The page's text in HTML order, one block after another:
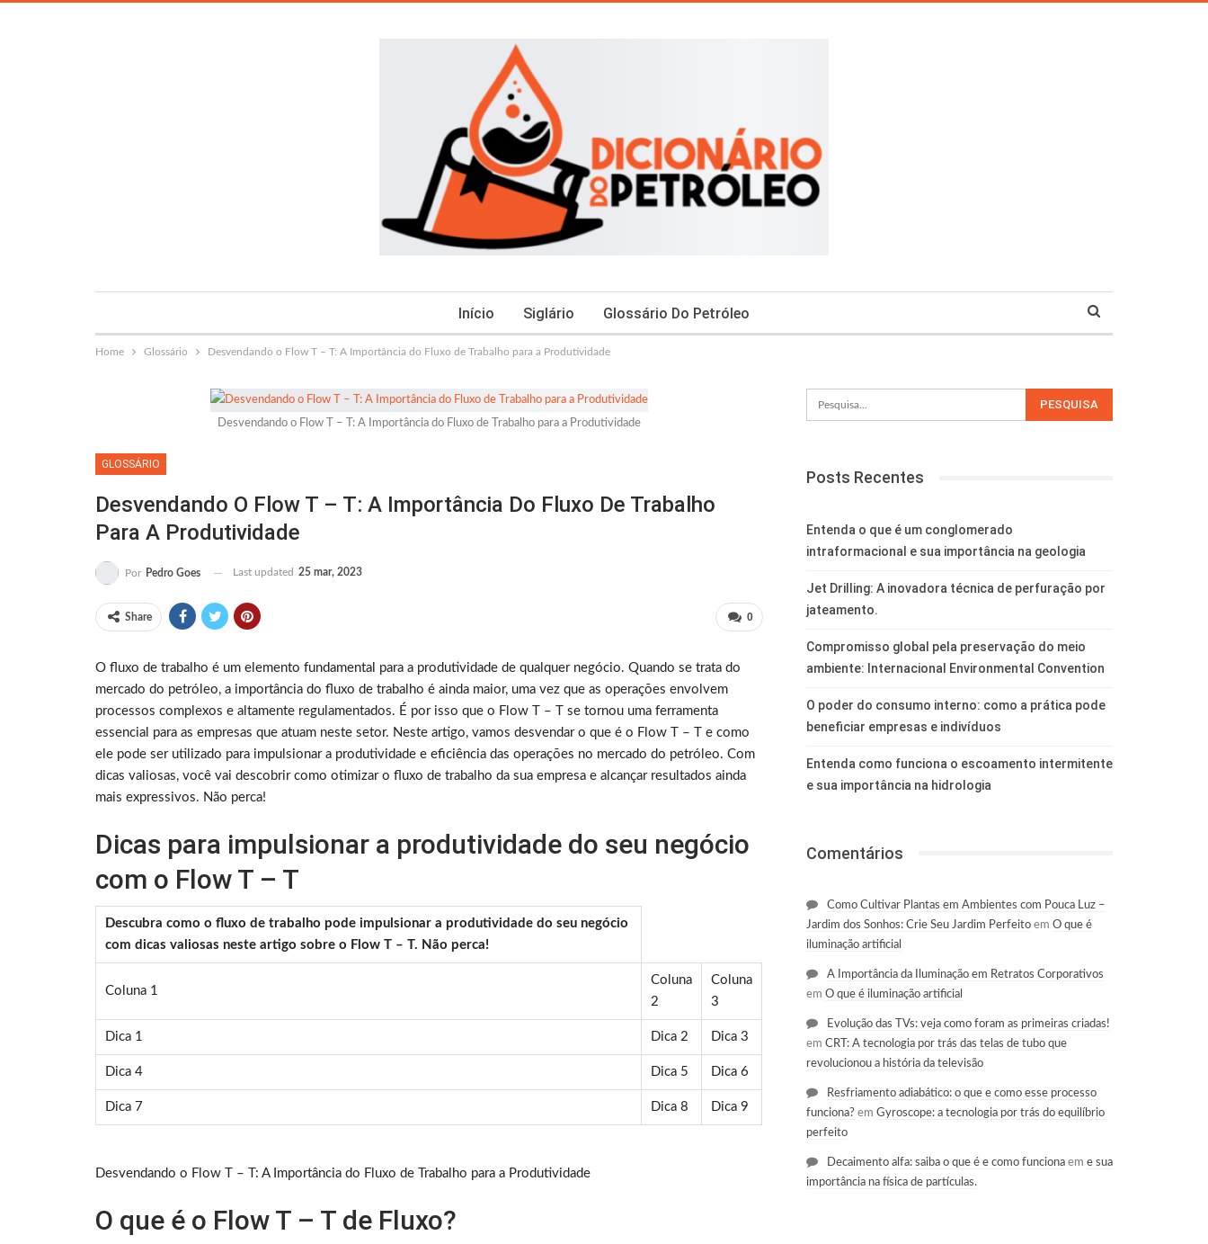
Início Siglário Glossário Do Petróleo
Home Glossário Desvendando o Flow T – T: A Importância do Fluxo de Trabalho para a Produtividade
Desvendando o Flow T – T: A Importância do Fluxo de Trabalho para a Produtividade
GLOSSÁRIO
Desvendando O Flow T – T: A Importância Do Fluxo De Trabalho
Para A Produtividade
Por Pedro Goes Last updated 25 mar, 2023
0
Share
O fluxo de trabalho é um elemento fundamental para a produtividade de qualquer negócio. Quando se trata do
mercado do petróleo, a importância do fluxo de trabalho é ainda maior, uma vez que as operações envolvem
processos complexos e altamente regulamentados. É por isso que o Flow T – T se tornou uma ferramenta
essencial para as empresas que atuam neste setor. Neste artigo, vamos desvendar o que é o Flow T – T e como
ele pode ser utilizado para impulsionar a produtividade e eficiência das operações no mercado do petróleo. Com
dicas valiosas, você vai descobrir como otimizar o fluxo de trabalho da sua empresa e alcançar resultados ainda
mais expressivos. Não perca!
Dicas para impulsionar a produtividade do seu negócio
com o Flow T – T
Descubra como o fluxo de trabalho pode impulsionar a produtividade do seu negócio
com dicas valiosas neste artigo sobre o Flow T – T. Não perca!
Coluna 1
Coluna
2
Coluna
3
Dica 1 Dica 2 Dica 3
Dica 4 Dica 5 Dica 6
Dica 7 Dica 8 Dica 9
Desvendando o Flow T – T: A Importância do Fluxo de Trabalho para a Produtividade
O que é o Flow T – T de Fluxo?
Posts Recentes
Entenda o que é um conglomerado
intraformacional e sua importância na geologia
Jet Drilling: A inovadora técnica de perfuração por
jateamento.
Compromisso global pela preservação do meio
ambiente: Internacional Environmental Convention
O poder do consumo interno: como a prática pode
beneficiar empresas e indivíduos
Entenda como funciona o escoamento intermitente
e sua importância na hidrologia
Comentários
Como Cultivar Plantas em Ambientes com Pouca Luz –
Jardim dos Sonhos: Crie Seu Jardim Perfeitoem O que é
iluminação artificial
A Importância da Iluminação em Retratos Corporativos
em O que é iluminação artificial
Evolução das TVs: veja como foram as primeiras criadas!
em CRT: A tecnologia por trás das telas de tubo que
revolucionou a história da televisão
Resfriamento adiabático: o que e como esse processo
funciona?em Gyroscope: a tecnologia por trás do equilíbrio
perfeito
Decaimento alfa: saiba o que é e como funcionaem e sua
importância na física de partículas.